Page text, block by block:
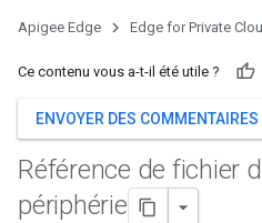
Apigee Edge Edge for Private
Ce contenu vous a-t-il été utile ?
ENVOYER DES COMMENTAIRES
Référence de fichier
périphérie